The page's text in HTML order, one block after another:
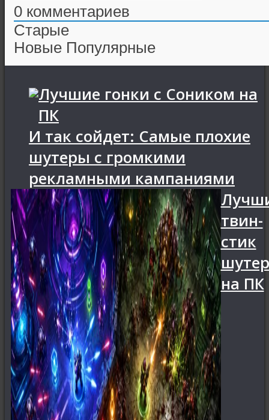
0 комментариев
Старые
Новые Популярные
Лучшие гонки с Соником на
ПК
И так сойдет: Самые плохие
шутеры с громкими
рекламными кампаниями
твин-
стик
на ПК